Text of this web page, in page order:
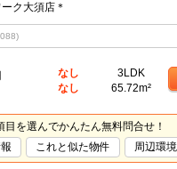
ク大須店＊
なし
なし
3LDK
65.72m²
を選んでかんたん無料問合せ！
これと似た物件 周辺環境